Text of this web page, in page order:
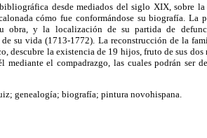
desde mediados del siglo XIX, sobre
cómo fue conformándose su biografía.
obra, y la localización de su partida de
su vida (1713-1772). La reconstrucción de la
descubre la existencia de 19 hijos, fruto de sus
mediante el compadrazgo, las cuales podrán ser
genealogía; biografía; pintura novohispana.